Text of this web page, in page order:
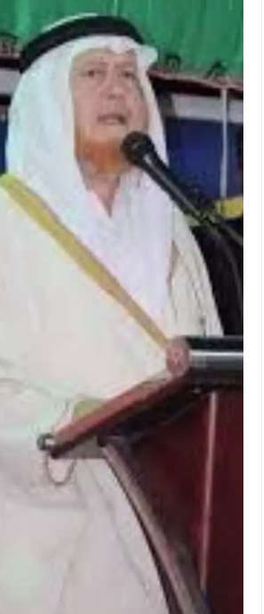
الأمن يتلف 16 مليون حبة كبتاجون و1480 كغم مواد مخدرة
النواب يقر مشروع تعديل
القاضي يلتقي رؤساء تحرير الصحف اليومية
على شراكة فاعلة مع الإعلام
دعوة المكلفين بخدمة العلم (الدفعة الثالثة)
العلم
الملك يلتقي
الملك يتلقى اتصالا
القاضي محمود أحمد فريحات..